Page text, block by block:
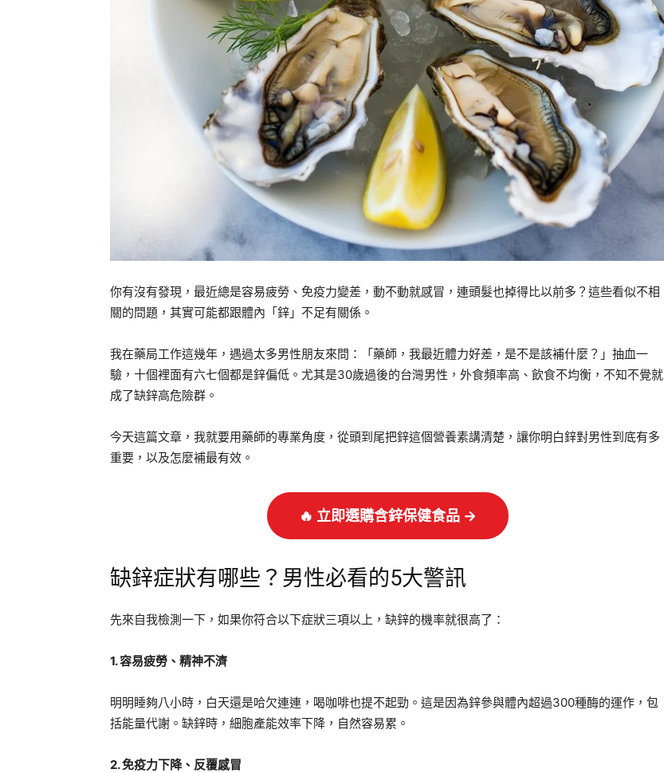
你有沒有發現，最近總是容易疲勞、免疫力變差，動不動就感冒，連頭髮也掉得比以前多？這些看似不相
關的問題，其實可能都跟體內「鋅」不足有關係。
我在藥局工作這幾年，遇過太多男性朋友來問：「藥師，我最近體力好差，是不是該補什麼？」抽血一
驗，十個裡面有六七個都是鋅偏低。尤其是30歲過後的台灣男性，外食頻率高、飲食不均衡，不知不覺就
成了缺鋅高危險群。
今天這篇文章，我就要用藥師的專業角度，從頭到尾把鋅這個營養素講清楚，讓你明白鋅對男性到底有多
重要，以及怎麼補最有效。
🔥 立即選購含鋅保健食品 →
缺鋅症狀有哪些？男性必看的5大警訊
先來自我檢測一下，如果你符合以下症狀三項以上，缺鋅的機率就很高了：
1. 容易疲勞、精神不濟
明明睡夠八小時，白天還是哈欠連連，喝咖啡也提不起勁。這是因為鋅參與體內超過300種酶的運作，包
括能量代謝。缺鋅時，細胞產能效率下降，自然容易累。
2. 免疫力下降、反覆感冒